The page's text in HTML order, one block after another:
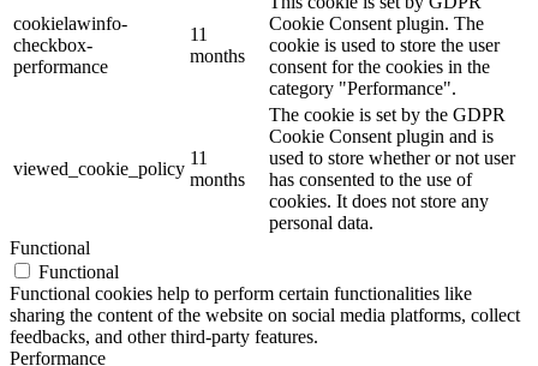
cookielawinfo-
checkbox-
performance
11
months
Cookie Consent plugin. The
cookie is used to store the user
consent for the cookies in the
category "Performance".
viewed_cookie_policy
11
months
The cookie is set by the GDPR
Cookie Consent plugin and is
used to store whether or not user
has consented to the use of
cookies. It does not store any
personal data.
Functional
Functional
Functional cookies help to perform certain functionalities like
sharing the content of the website on social media platforms, collect
feedbacks, and other third-party features.
Performance